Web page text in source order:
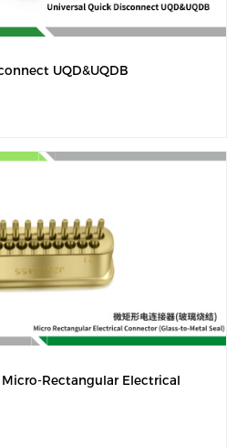
UQD&UQDB
Micro-Rectangular Electrical